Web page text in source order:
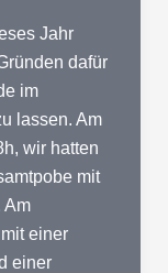
Jahr
dafür
im
lassen. Am
wir hatten
mit
Am
einer
einer